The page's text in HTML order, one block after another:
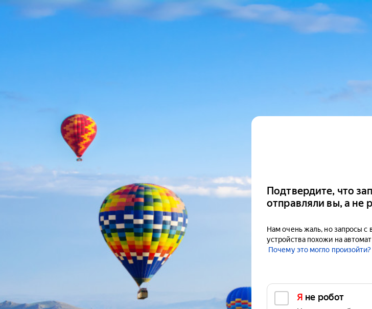
Подтвердите, что
отправляли вы, а не
Нам очень жаль, но запросы с
устройства похожи на
Почему это могло произойти?
Я не робот